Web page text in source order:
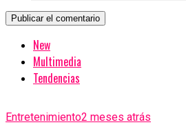
New
Multimedia
Tendencias
Entretenimiento2 meses atrás